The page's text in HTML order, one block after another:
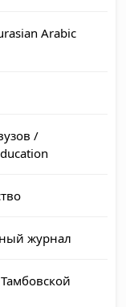
Arabic
/
журнал